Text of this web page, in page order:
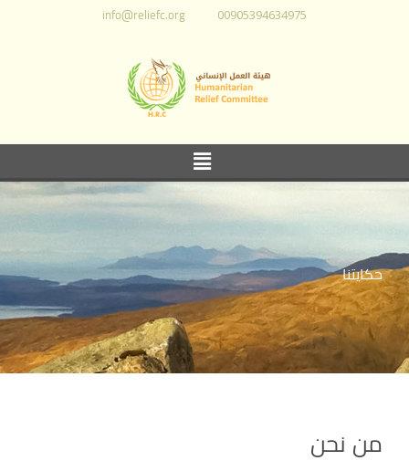
00905394634975
info@reliefc.org
حكايتنا
من نحن